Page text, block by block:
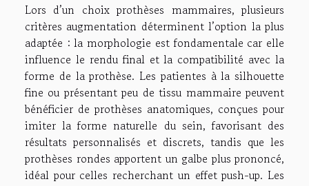
Lors d’un choix prothèses mammaires, plusieurs
critères augmentation déterminent l’option la plus
adaptée : la morphologie est fondamentale car elle
influence le rendu final et la compatibilité avec la
forme de la prothèse. Les patientes à la silhouette
fine ou présentant peu de tissu mammaire peuvent
bénéficier de prothèses anatomiques, conçues pour
imiter la forme naturelle du sein, favorisant des
résultats personnalisés et discrets, tandis que les
prothèses rondes apportent un galbe plus prononcé,
idéal pour celles recherchant un effet push-up. Les